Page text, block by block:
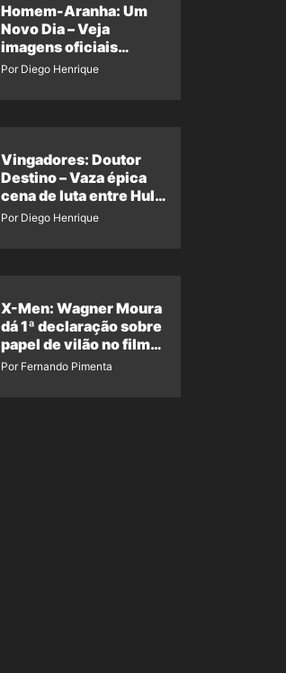
Homem-Aranha: Um
Novo Dia – Veja
imagens oficiais
descartadas do Hulk
Por Diego Henrique
Vingadores: Doutor
Destino – Vaza épica
cena de luta entre Hulk
e o Coisa
Por Diego Henrique
X-Men: Wagner Moura
dá 1ª declaração sobre
papel de vilão no filme
da Marvel
Por Fernando Pimenta